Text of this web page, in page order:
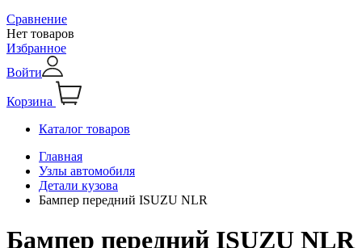
Сравнение
Нет товаров
Избранное
Войти
Корзина
Каталог товаров
Главная
Узлы автомобиля
Детали кузова
Бампер передний ISUZU NLR
Бампер передний ISUZU NLR